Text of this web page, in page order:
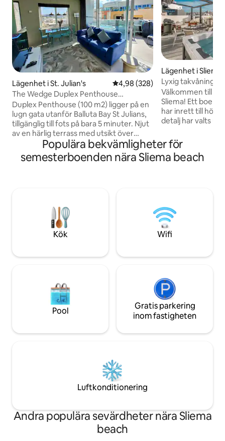
Lägenhet i St. Julian's 4,98 av 5 i genomsnittligt
4,98 (328)
The Wedge Duplex Penthouse
Bubbelpool & Terrassutsikt
Duplex Penthouse (100 m2) ligger på en
lugn gata utanför Balluta Bay St Julians,
tillgänglig till fots på bara 5 minuter. Njut
av en härlig terrass med utsikt över
Valletta. Vi bor tvärs över vägen så vi
känner till området väl — det finns
massor av bra restauranger och en
kommer att älska det naturliga ljuset,
luftkonditioneringen, gratis
mousserande vin, frukt, nibbles, te och
kaffe och mycket mer. Passar för
Lägenhet i Sliema
Lyxig takvåning –
i Sliema
Välkommen till
Sliema! Ett
har inrett till
detalj har valts ut
möbler och
ytbehandlingar överallt.
privata terrassen
ett perfekt läge:
alldeles intill de
staden.
Populära bekvämligheter för
semesterboenden nära Sliema beach
Kök Wifi
Pool
Gratis parkering
inom fastigheten
Luftkonditionering
Andra populära sevärdheter nära Sliema
beach